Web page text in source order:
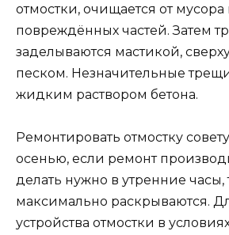
отмостки, очищается от мусора
повреждённых частей. Затем
заделываются мастикой,
песком. Незначительные
жидким раствором бетона.
Ремонтировать отмостку
осенью, если ремонт
делать нужно в утренние
максимально раскрываются.
устройства отмостки в